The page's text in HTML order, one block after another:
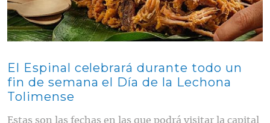
El Espinal celebrará durante todo un
fin de semana el Día de la Lechona
Tolimense
Estas son las fechas en las que podrá visitar la capital